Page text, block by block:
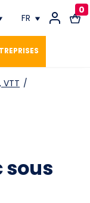
FR
FR
DE
0
/
sous